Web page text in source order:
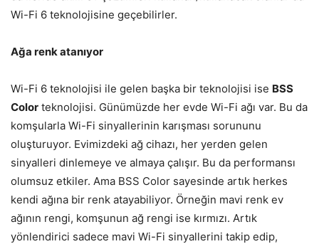
Wi-Fi 6 teknolojisine geçebilirler.
Ağa renk atanıyor
Wi-Fi 6 teknolojisi ile gelen başka bir teknolojisi ise BSS
Color teknolojisi. Günümüzde her evde Wi-Fi ağı var. Bu da
komşularla Wi-Fi sinyallerinin karışması sorununu
oluşturuyor. Evimizdeki ağ cihazı, her yerden gelen
sinyalleri dinlemeye ve almaya çalışır. Bu da performansı
olumsuz etkiler. Ama BSS Color sayesinde artık herkes
kendi ağına bir renk atayabiliyor. Örneğin mavi renk ev
ağının rengi, komşunun ağ rengi ise kırmızı. Artık
yönlendirici sadece mavi Wi-Fi sinyallerini takip edip,